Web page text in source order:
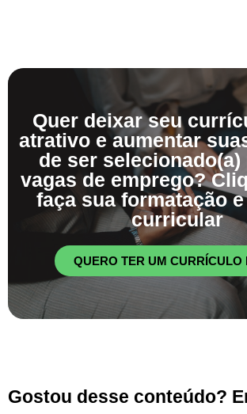
Quer deixar seu
atrativo e aumentar
de ser selecionado(a)
vagas de emprego?
faça sua formatação
curricular
QUERO TER UM CURRÍCULO
Gostou desse conteúdo?